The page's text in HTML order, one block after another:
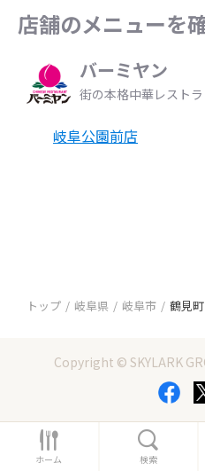
店舗のメニューを
バーミヤン
街の本格中華レスト
岐阜公園前店
トップ 岐阜県 岐阜市 鶴見町
Copyright © SKYLARK
ホ
ー
ホーム 索
検索